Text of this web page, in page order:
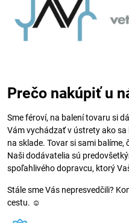
Prečo nakúpiť u
Sme féroví, na balení tovaru si
Vám vychádzať v ústrety ako
na sklade. Tovar si sami
Naši dodávatelia sú
spoľahlivého dopravcu, ktorý
Stále sme Vás nepresvedčili?
cestu. ☺